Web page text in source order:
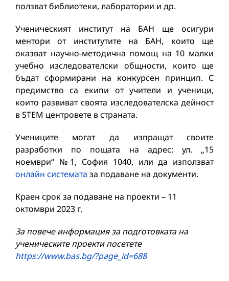
ползват библиотеки, лаборатории и др.
Ученическият институт на БАН ще осигури
ментори от институтите на БАН, които ще
оказват научно-методична помощ на 10 малки
учебно изследователски общности, които ще
бъдат сформирани на конкурсен принцип. С
предимство са екипи от учители и ученици,
които развиват своята изследователска дейност
в STEM центровете в страната.
Учениците могат да изпращат своите
разработки по пощата на адрес: ул. „15
ноември“ №1, София 1040, или да използват
онлайн системата за подаване на документи.
Краен срок за подаване на проекти – 11
октомври 2023 г.
За повече информация за подготовката на
ученическите проекти посетете
https://www.bas.bg/?page_id=688